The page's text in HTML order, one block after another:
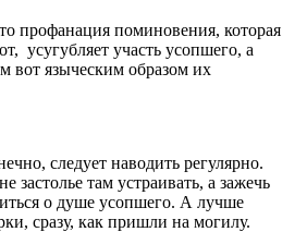
профанация поминовения, которая
усугубляет участь усопшего, а
вот языческим образом их
следует наводить регулярно.
застолье там устраивать, а зажечь
о душе усопшего. А лучше
сразу, как пришли на могилу.